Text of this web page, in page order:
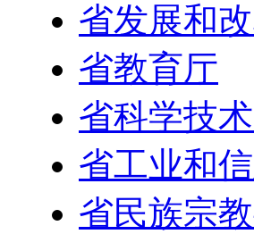
省发展和
省教育厅
省科学技
省工业和
省民族宗